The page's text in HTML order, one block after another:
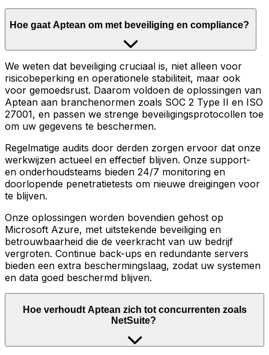
Hoe gaat Aptean om met beveiliging en compliance?
We weten dat beveiliging cruciaal is, niet alleen voor
risicobeperking en operationele stabiliteit, maar ook
voor gemoedsrust. Daarom voldoen de oplossingen van
Aptean aan branchenormen zoals SOC 2 Type II en ISO
27001, en passen we strenge beveiligingsprotocollen toe
om uw gegevens te beschermen.
Regelmatige audits door derden zorgen ervoor dat onze
werkwijzen actueel en effectief blijven. Onze support-
en onderhoudsteams bieden 24/7 monitoring en
doorlopende penetratietests om nieuwe dreigingen voor
te blijven.
Onze oplossingen worden bovendien gehost op
Microsoft Azure, met uitstekende beveiliging en
betrouwbaarheid die de veerkracht van uw bedrijf
vergroten. Continue back-ups en redundante servers
bieden een extra beschermingslaag, zodat uw systemen
en data goed beschermd blijven.
Hoe verhoudt Aptean zich tot concurrenten zoals
NetSuite?